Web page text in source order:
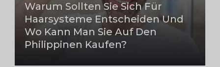
Warum Sollten Sie Sich Für
Haarsysteme Entscheiden Und
Wo Kann Man Sie Auf Den
Philippinen Kaufen?